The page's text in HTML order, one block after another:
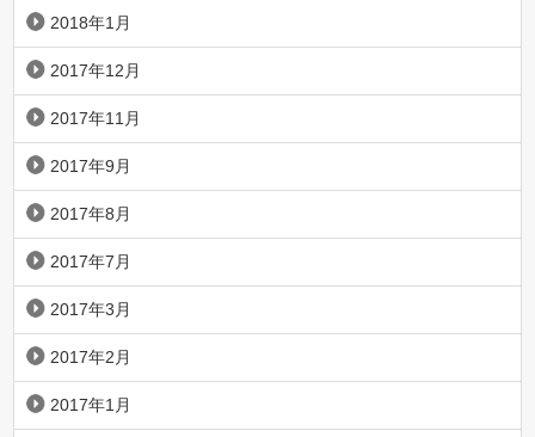
2018年1月
2017年12月
2017年11月
2017年9月
2017年8月
2017年7月
2017年3月
2017年2月
2017年1月